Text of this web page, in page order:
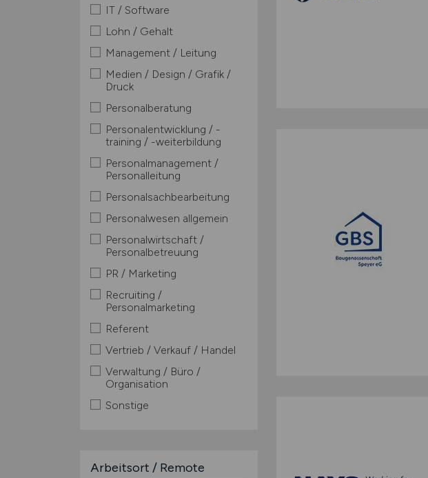
IT / Software
Lohn / Gehalt
Management / Leitung
Medien / Design / Grafik /
Druck
Personalberatung
Personalentwicklung / -
training / -weiterbildung
Personalmanagement /
Personalleitung
Personalsachbearbeitung
Personalwesen allgemein
Personalwirtschaft /
Personalbetreuung
PR / Marketing
Recruiting /
Personalmarketing
Referent
Vertrieb / Verkauf / Handel
Verwaltung / Büro /
Organisation
Sonstige
Arbeitsort / Remote